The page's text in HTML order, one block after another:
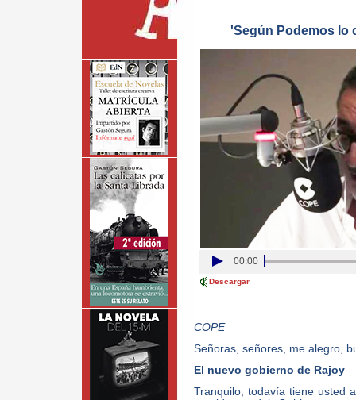
'Según Podemos lo
00:00
Descargar
COPE
Señoras, señores, me alegro,
El nuevo gobierno de Rajoy
Tranquilo, todavía tiene usted